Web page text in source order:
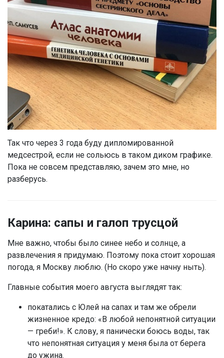
Так что через 3 года буду дипломированной
медсестрой, если не сольюсь в таком диком графике.
Пока не совсем представляю, зачем это мне, но
разберусь.
Карина: сапы и галоп трусцой
Мне важно, чтобы было синее небо и солнце, а
развлечения я придумаю. Поэтому пока стоит хорошая
погода, я Москву люблю. (Но скоро уже начну ныть).
Главные события моего августа выглядят так:
покатались с Юлей на сапах и там же обрели
жизненное кредо: «В любой непонятной ситуации
— греби!». К слову, я панически боюсь воды, так
что непонятная ситуация у меня была от берега
до ужина.